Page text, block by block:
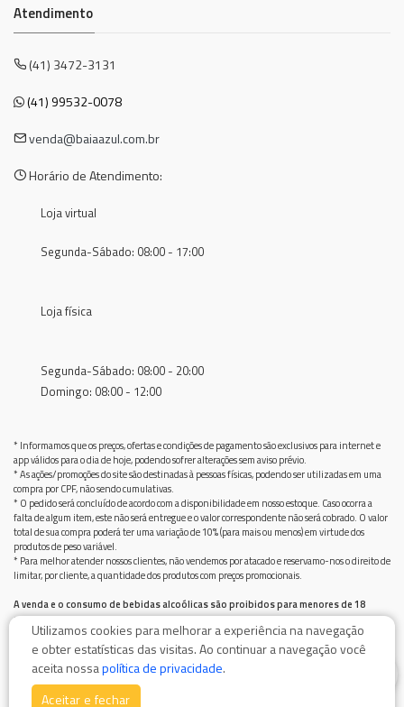
Atendimento
(41) 3472-3131
(41) 99532-0078
venda@baiaazul.com.br
Horário de Atendimento:
Loja virtual
Segunda-Sábado: 08:00 - 17:00
Loja física
Segunda-Sábado: 08:00 - 20:00
Domingo: 08:00 - 12:00
* Informamos que os preços, ofertas e condições de pagamento são exclusivos para internet e
app válidos para o dia de hoje, podendo sofrer alterações sem aviso prévio.
* As ações/promoções do site são destinadas à pessoas físicas, podendo ser utilizadas em uma
compra por CPF, não sendo cumulativas.
* O pedido será concluído de acordo com a disponibilidade em nosso estoque. Caso ocorra a
falta de algum item, este não será entregue e o valor correspondente não será cobrado. O valor
total de sua compra poderá ter uma variação de 10% (para mais ou menos) em virtude dos
produtos de peso variável.
* Para melhor atender nossos clientes, não vendemos por atacado e reservamo-nos o direito de
limitar, por cliente, a quantidade dos produtos com preços promocionais.
A venda e o consumo de bebidas alcoólicas são proibidos para menores de 18
anos.
Bebida alcoólica pode causar dependência química e, em excesso, provoca graves males à saúde.
Beba com moderação
Utilizamos cookies para melhorar a experiência na navegação
e obter estatísticas das visitas. Ao continuar a navegação você
aceita nossapolítica de privacidade.
Aceitar e fechar